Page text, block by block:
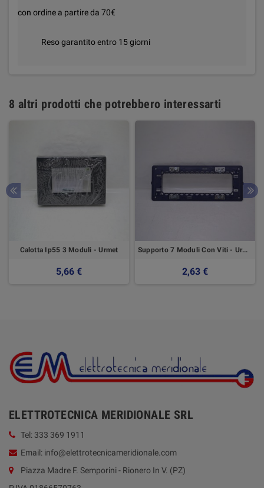
con ordine a partire da 70€
Reso garantito entro 15 giorni
8 altri prodotti che potrebbero interessarti
Calotta Ip55 3 Moduli - Urmet
5,66 €
Supporto 7 Moduli Con Viti - Urmet
2,63 €
ELETTROTECNICA MERIDIONALE SRL
Tel: 333 369 1911
Email: info@elettrotecnicameridionale.com
Piazza Madre F. Semporini - Rionero In V. (PZ)